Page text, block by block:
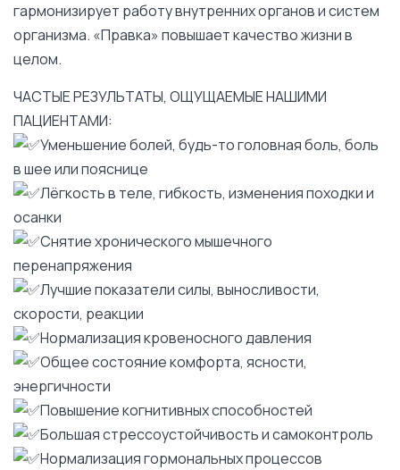
гармонизирует работу внутренних органов и систем
организма. «Правка» повышает качество жизни в
целом.
ЧАСТЫЕ РЕЗУЛЬТАТЫ, ОЩУЩАЕМЫЕ НАШИМИ
ПАЦИЕНТАМИ:
Уменьшение болей, будь-то головная боль, боль
в шее или пояснице
Лёгкость в теле, гибкость, изменения походки и
осанки
Снятие хронического мышечного
перенапряжения
Лучшие показатели силы, выносливости,
скорости, реакции
Нормализация кровеносного давления
Общее состояние комфорта, ясности,
энергичности
Повышение когнитивных способностей
Большая стрессоустойчивость и самоконтроль
Нормализация гормональных процессов